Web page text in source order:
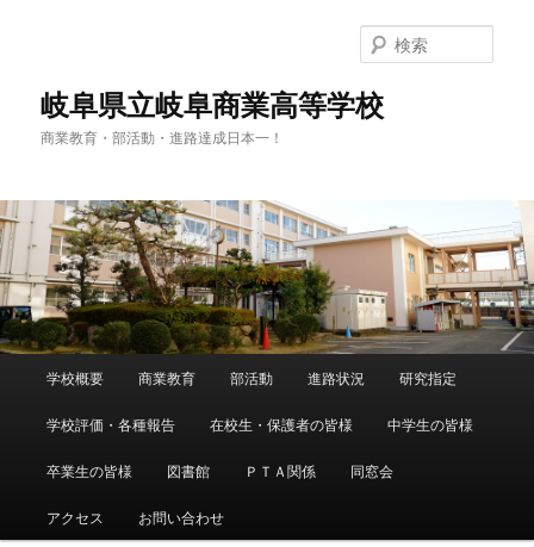
岐阜県立岐阜商業高等学校
商業教育・部活動・進路達成日本一！
索
メ
イ
ン
コ
学校概要 商業教育 部活動 進路状況 研究指定
学校評価・各種報告 在校生・保護者の皆様 中学生の皆様
卒業生の皆様 図書館 ＰＴＡ関係 同窓会
アクセス お問い合わせ